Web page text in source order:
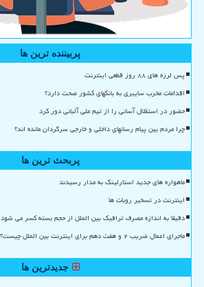
پربیننده ترین ها
پس لرزه های ۸۸ روز قطعی اینترنت
اقدامات مخرب سایبری به بانکهای کشور صحت دارد؟
حضور در استقلال آسانی را از تیم ملی آلبانی دور کرد
چرا مردم بین پیام رسانهای داخلی و خارجی سرگردان مانده اند؟
پربحث ترین ها
ماهواره های جدید استارلینک به مدار رسیدند
اینترنت در تسخیر روبات ها
دقیقا به اندازه مصرف ترافیک بین الملل از حجم بسته کسر می شود
ماجرای اعمال ضریب ۲ و هفت دهم برای اینترنت بین الملل چیست؟
جدیدترین ها